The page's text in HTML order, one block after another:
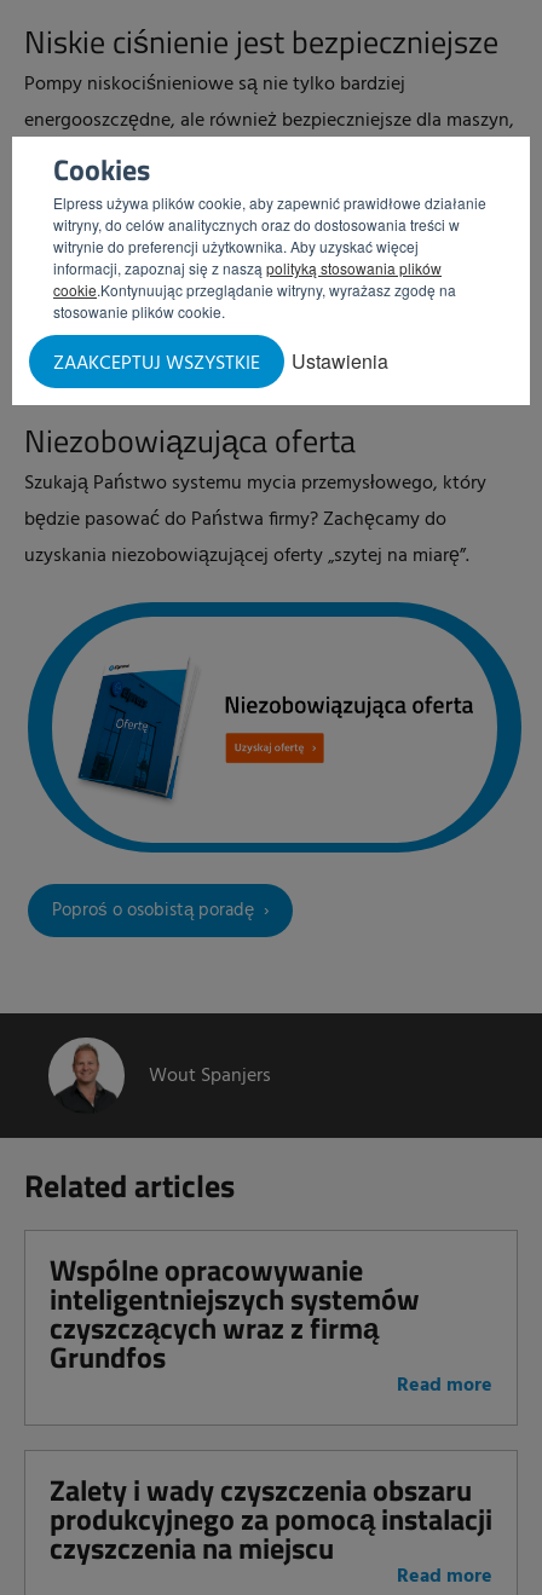
Cookies
Elpress używa plików cookie, aby zapewnić prawidłowe działanie
witryny, do celów analitycznych oraz do dostosowania treści w
witrynie do preferencji użytkownika. Aby uzyskać więcej
informacji, zapoznaj się z naszą polityką stosowania plików
cookie.Kontynuując przeglądanie witryny, wyrażasz zgodę na
stosowanie plików cookie.
Ustawienia
ZAAKCEPTUJ WSZYSTKIE
Niskie ciśnienie jest bezpieczniejsze
Pompy niskociśnieniowe są nie tylko bardziej
energooszczędne, ale również bezpieczniejsze dla maszyn,
komputerów i czujników. Jest to ważny parametr, biorąc
pod uwagę fakt, iż w dzisiejszych czasach maszyny
wykorzystują o wiele więcej technologii, np. szafki
rozdzielcze i czujniki, a zatem są bardziej podatne na
awarie. Inną zaletą niskociśnieniowej pompy odśrodkowej
jest to, że jest ona cichsza w porównaniu z pompami
wysokociśnieniowymi.
Niezobowiązująca oferta
Szukają Państwo systemu mycia przemysłowego, który
będzie pasować do Państwa firmy? Zachęcamy do
uzyskania niezobowiązującej oferty „szytej na miarę”.
Poproś o osobistą poradę
Wout Spanjers
Related articles
Wspólne opracowywanie
inteligentniejszych systemów
czyszczących wraz z firmą
Grundfos
Read more
Zalety i wady czyszczenia obszaru
produkcyjnego za pomocą instalacji
czyszczenia na miejscu
Read more